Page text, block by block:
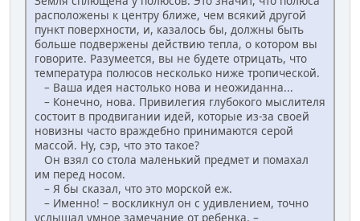
расположены к центру ближе, чем всякий другой
пункт поверхности, и, казалось бы, должны быть
больше подвержены действию тепла, о котором вы
говорите. Разумеется, вы не будете отрицать, что
температура полюсов несколько ниже тропической.
– Ваша идея настолько нова и неожиданна...
– Конечно, нова. Привилегия глубокого мыслителя
состоит в продвигании идей, которые из-за своей
новизны часто враждебно принимаются серой
массой. Ну, сэр, что это такое?
Он взял со стола маленький предмет и помахал
им перед носом.
– Я бы сказал, что это морской еж.
– Именно! – воскликнул он с удивлением, точно
услышал умное замечание от ребенка. –